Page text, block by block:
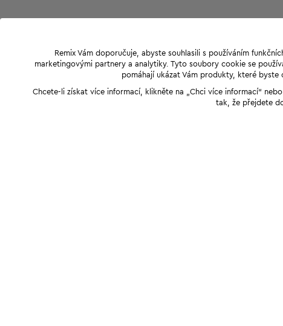
Remix Vám doporučuje, abyste souhlasili s používáním
marketingovými partnery a analytiky. Tyto soubory cookie se
pomáhají ukázat Vám produkty, které
Chcete-li získat více informací, klikněte na „Chci více informací“
tak, že přejdete